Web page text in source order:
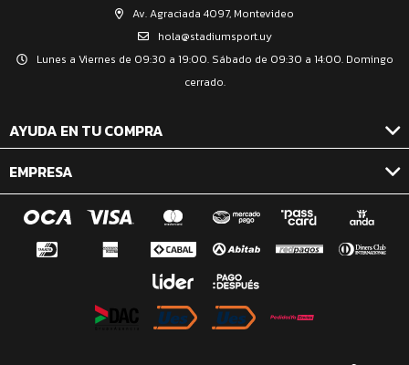
Av. Agraciada 4097, Montevideo
hola@stadiumsport.uy
Lunes a Viernes de 09:30 a 19:00. Sábado de 09:30 a 14:00. Domingo
cerrado.
AYUDA EN TU COMPRA
EMPRESA